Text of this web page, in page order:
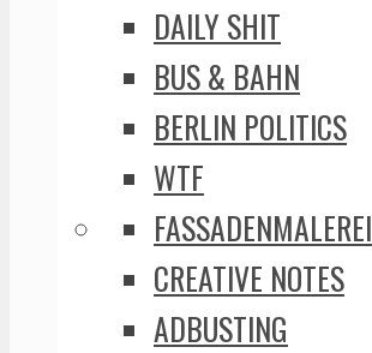
DAILY SHIT
BUS & BAHN
BERLIN POLITICS
WTF
FASSADENMALEREI
CREATIVE NOTES
ADBUSTING